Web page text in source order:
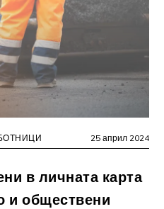
25 април 2024
в личната карта
и обществени